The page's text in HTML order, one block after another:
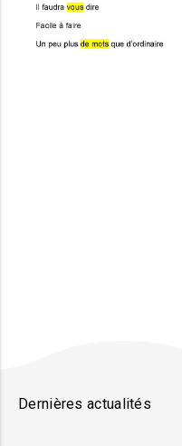
Dernières actualités